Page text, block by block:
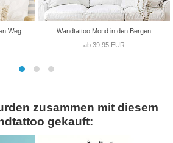
Weg
Wandtattoo Mond in den Bergen
ab 39,95 EUR
zusammen mit diesem
gekauft: